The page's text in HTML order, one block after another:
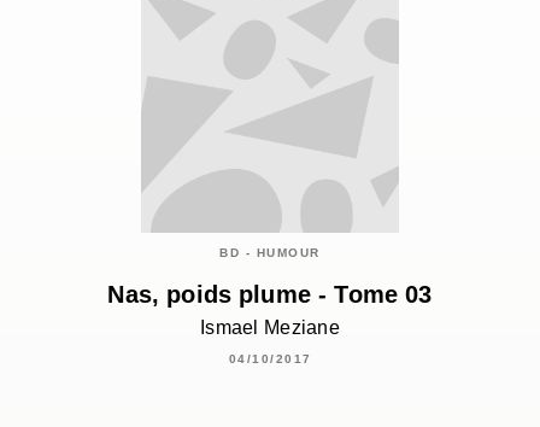
BD - HUMOUR
Nas, poids plume - Tome 03
Ismael Meziane
04/10/2017